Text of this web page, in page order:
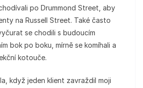
po Drummond Street, aby
na Russell Street. Také často
se chodili s budoucím
bok po boku, mírně se komíhali a
kotouče.
když jeden klient zavraždil moji